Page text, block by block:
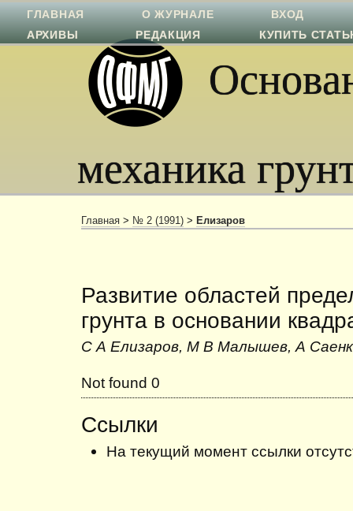
механика
ГЛАВНАЯ О ЖУРНАЛЕ
ВХОД
АРХИВЫ
РЕДАКЦИЯ КУПИТЬ
Главная > № 2 (1991) > Елизаров
Развитие областей
грунта в основании
С А Елизаров, М В Малышев, А
Not found 0
Ссылки
На текущий момент ссылки